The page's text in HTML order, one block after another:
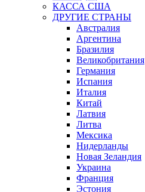
КАССА США
ДРУГИЕ СТРАНЫ
Австралия
Аргентина
Бразилия
Великобритания
Германия
Испания
Италия
Китай
Латвия
Литва
Мексика
Нидерланды
Новая Зеландия
Украина
Франция
Эстония